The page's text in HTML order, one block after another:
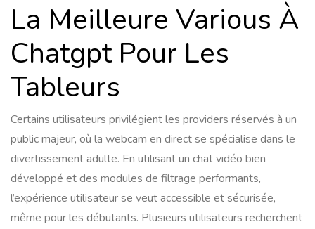
La Meilleure Various À
Chatgpt Pour Les
Tableurs
Certains utilisateurs privilégient les providers réservés à un
public majeur, où la webcam en direct se spécialise dans le
divertissement adulte. En utilisant un chat vidéo bien
développé et des modules de filtrage performants,
l’expérience utilisateur se veut accessible et sécurisée,
même pour les débutants. Plusieurs utilisateurs recherchent